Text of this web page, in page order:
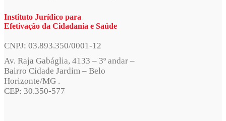
Instituto Jurídico para
Efetivação da Cidadania e Saúde
CNPJ: 03.893.350/0001-12
Av. Raja Gabáglia, 4133 – 3º andar –
Bairro Cidade Jardim – Belo
Horizonte/MG .
CEP: 30.350-577